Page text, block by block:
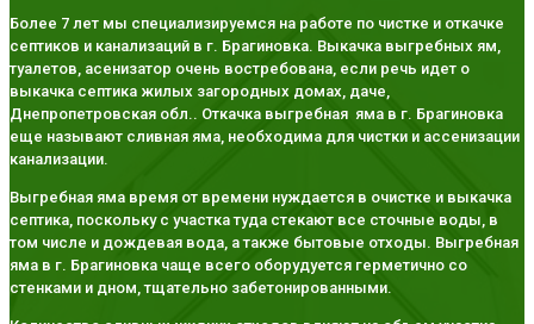
Более 7 лет мы специализируемся на работе по чистке и откачке
септиков и канализаций в г. Брагиновка. Выкачка выгребных ям,
туалетов, асенизатор очень востребована, если речь идет о
выкачка септика жилых загородных домах, даче,
Днепропетровская обл.. Откачка выгребная яма в г. Брагиновка
еще называют сливная яма, необходима для чистки и ассенизации
канализации.
Выгребная яма время от времени нуждается в очистке и выкачка
септика, поскольку с участка туда стекают все сточные воды, в
том числе и дождевая вода, а также бытовые отходы. Выгребная
яма в г. Брагиновка чаще всего оборудуется герметично со
стенками и дном, тщательно забетонированными.